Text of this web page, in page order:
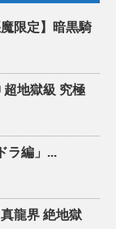
限定】暗黒騎
超地獄級 究極
ラ編」...
龍界 絶地獄